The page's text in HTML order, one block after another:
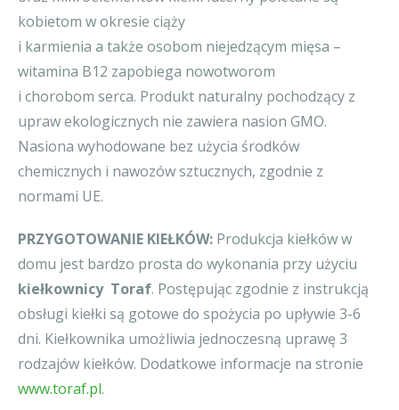
kobietom w okresie ciąży
i karmienia a także osobom niejedzącym mięsa –
witamina B12 zapobiega nowotworom
i chorobom serca. Produkt naturalny pochodzący z
upraw ekologicznych nie zawiera nasion GMO.
Nasiona wyhodowane bez użycia środków
chemicznych i nawozów sztucznych, zgodnie z
normami UE.
PRZYGOTOWANIE KIEŁKÓW: Produkcja kiełków w
domu jest bardzo prosta do wykonania przy użyciu
kiełkownicy Toraf. Postępując zgodnie z instrukcją
obsługi kiełki są gotowe do spożycia po upływie 3-6
dni. Kiełkownika umożliwia jednoczesną uprawę 3
rodzajów kiełków. Dodatkowe informacje na stronie
www.toraf.pl.